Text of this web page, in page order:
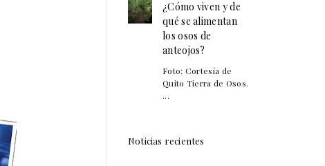
¿Cómo viven y de
qué se alimentan
los osos de
anteojos?
Foto: Cortesía de
Quito Tierra de Osos.
...
Noticias recientes